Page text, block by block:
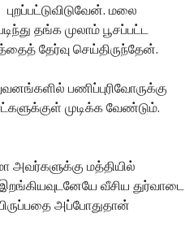
மலை
தங்க முலாம் பூசப்பட்ட
தேர்வு செய்திருந்தேன்.
பணிப்புரிவோருக்கு
முடிக்க வேண்டும்.
அவர்களுக்கு மத்தியில்
வீசிய துர்வாடை
அப்போதுதான்